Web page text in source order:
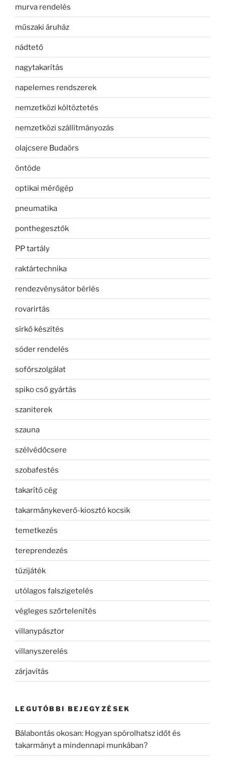
murva rendelés
műszaki áruház
nádtető
nagytakarítás
napelemes rendszerek
nemzetközi költöztetés
nemzetközi szállítmányozás
olajcsere Budaörs
öntöde
optikai mérőgép
pneumatika
ponthegesztők
PP tartály
raktártechnika
rendezvénysátor bérlés
rovarirtás
sírkő készítés
sóder rendelés
sofőrszolgálat
spiko cső gyártás
szaniterek
szauna
szélvédőcsere
szobafestés
takarító cég
takarmánykeverő-kiosztó kocsik
temetkezés
tereprendezés
tűzijáték
utólagos falszigetelés
végleges szőrtelenítés
villanypásztor
villanyszerelés
zárjavítás
LEGUTÓBBI BEJEGYZÉSEK
Bálabontás okosan: Hogyan spórolhatsz időt és
takarmányt a mindennapi munkában?